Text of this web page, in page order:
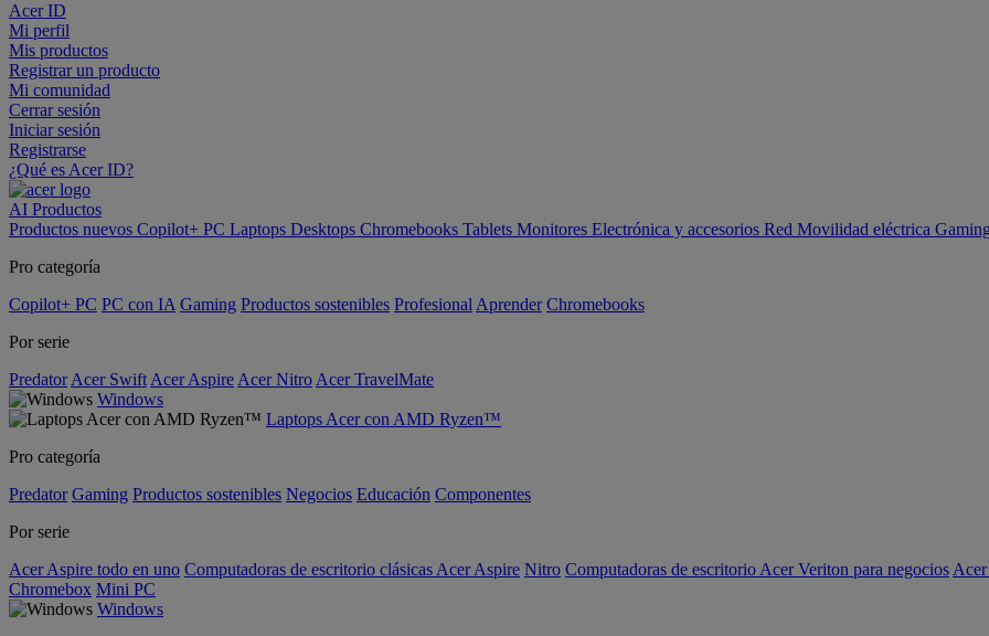
Acer ID
Mi perfil
Mis productos
Registrar un producto
Mi comunidad
Cerrar sesión
Iniciar sesión
Registrarse
¿Qué es Acer ID?
AI Productos
Productos nuevos Copilot+ PC Laptops Desktops Chromebooks Tablets Monitores Electrónica y accesorios Red Movilidad eléctrica
Pro categoría
Copilot+ PC PC con IA Gaming Productos sostenibles Profesional Aprender Chromebooks
Por serie
Predator Acer Swift Acer Aspire Acer Nitro Acer TravelMate
Windows
Laptops Acer con AMD Ryzen™
Pro categoría
Predator Gaming Productos sostenibles Negocios Educación Componentes
Por serie
Acer Aspire todo en uno Computadoras de escritorio clásicas Acer Aspire Nitro Computadoras de escritorio Acer Veriton para negocios
Chromebox Mini PC
Windows